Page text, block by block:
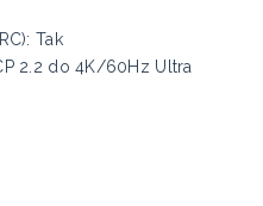
Tak
2.2 do 4K/60Hz Ultra